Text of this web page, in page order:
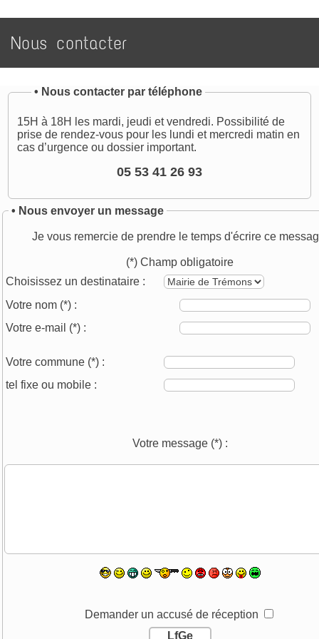
Nous contacter
• Nous contacter par téléphone
15H à 18H les mardi, jeudi et vendredi. Possibilité de
prise de rendez-vous pour les lundi et mercredi matin en
cas d’urgence ou dossier important.
05 53 41 26 93
• Nous envoyer un message
Je vous remercie de prendre le temps d'écrire ce
(*) Champ obligatoire
Choisissez un destinataire :
Votre nom (*) :
Votre e-mail (*) :
Votre commune (*) :
tel fixe ou mobile :
Votre message (*):
Demander un accusé de réception
LfGe